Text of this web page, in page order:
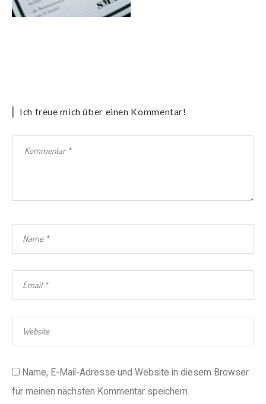
Ich freue mich über einen Kommentar!
Name, E-Mail-Adresse und Website in diesem Browser
für meinen nächsten Kommentar speichern.